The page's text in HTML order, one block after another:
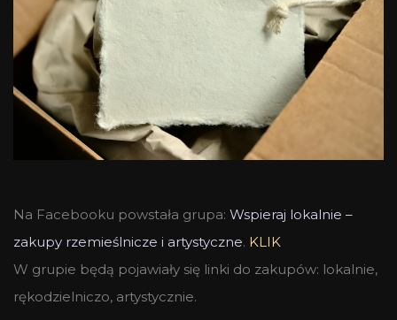
Na Facebooku powstała grupa: Wspieraj lokalnie –
zakupy rzemieślnicze i artystyczne. KLIK
W grupie będą pojawiały się linki do zakupów: lokalnie,
rękodzielniczo, artystycznie.